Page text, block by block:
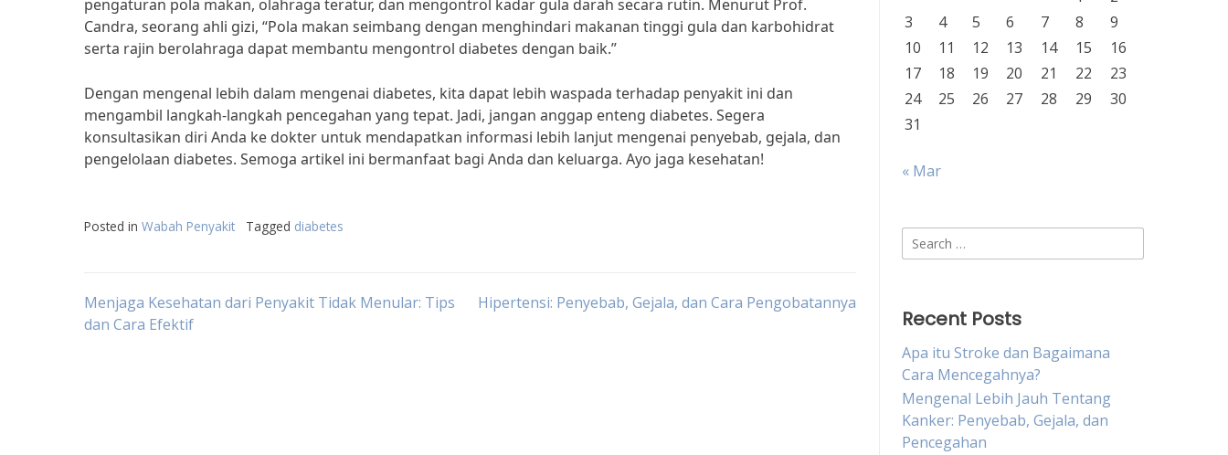
pengaturan pola makan, olahraga teratur, dan mengontrol kadar gula darah secara rutin. Menurut Prof.
Candra, seorang ahli gizi, “Pola makan seimbang dengan menghindari makanan tinggi gula dan karbohidrat
serta rajin berolahraga dapat membantu mengontrol diabetes dengan baik.”
Dengan mengenal lebih dalam mengenai diabetes, kita dapat lebih waspada terhadap penyakit ini dan
mengambil langkah-langkah pencegahan yang tepat. Jadi, jangan anggap enteng diabetes. Segera
konsultasikan diri Anda ke dokter untuk mendapatkan informasi lebih lanjut mengenai penyebab, gejala, dan
pengelolaan diabetes. Semoga artikel ini bermanfaat bagi Anda dan keluarga. Ayo jaga kesehatan!
Posted in Wabah Penyakit Tagged diabetes
Post
Menjaga Kesehatan dari Penyakit Tidak Menular: Tips
dan Cara Efektif
Hipertensi: Penyebab, Gejala, dan Cara Pengobatannya
3
4 5 6 7 8
9
10
11 12 13 14 15
16
17
18 19 20 21 22
23
24
25 26 27 28 29
30
31
« Mar
Search
for:
Recent Posts
Apa itu Stroke dan Bagaimana
Cara Mencegahnya?
Mengenal Lebih Jauh Tentang
Kanker: Penyebab, Gejala, dan
Pencegahan